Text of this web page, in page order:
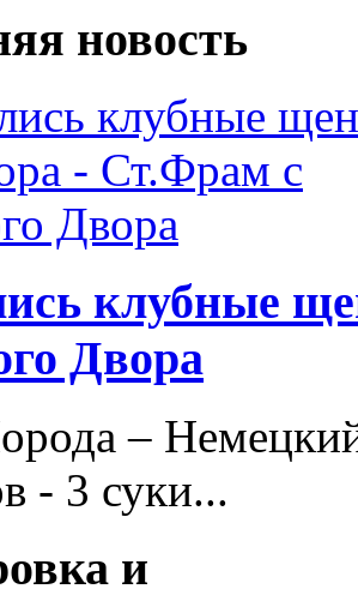
новость
клубные
Двора
–
- 3 суки...
и